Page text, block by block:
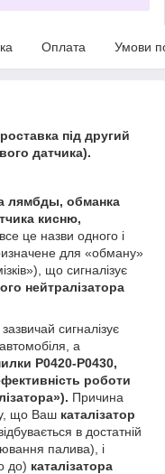
Оплата Умови
під другий
датчика).
лямбды, обманка
кисню,
це назви одного і
для «обману»
що сигналізує
нейтралізатора
зазвичай сигналізує
а
P0420-P0430,
роботи
»). Причина
що Ваш каталізатор
в достатній
палива), і
до) каталізатора